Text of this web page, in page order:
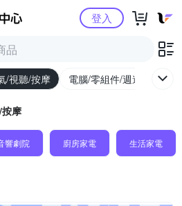
Yahoo購物中心登入
/視聽/按摩 電腦/零組件/週邊/遊戲
摩
響劇院 廚房家電 生活家電